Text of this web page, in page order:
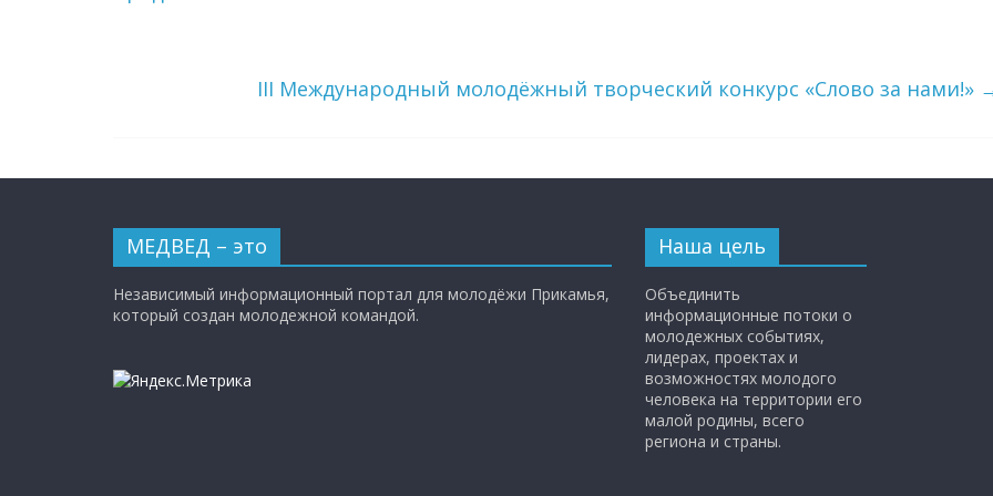
III Международный молодёжный творческий конкурс «Слово за нами!»
МЕДВЕД – это
Независимый информационный портал для молодёжи Прикамья,
который создан молодежной командой.
Наша цель
Объединить
информационные потоки о
молодежных событиях,
лидерах, проектах и
возможностях молодого
человека на территории его
малой родины, всего
региона и страны.